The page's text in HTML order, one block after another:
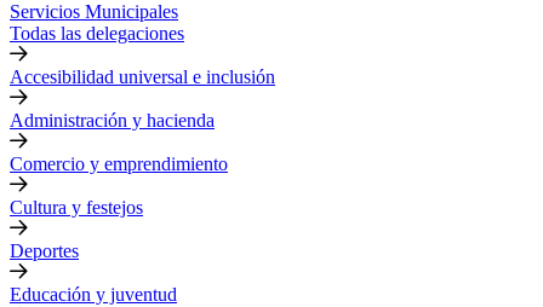
Servicios Municipales
Todas las delegaciones
Accesibilidad universal e inclusión
Administración y hacienda
Comercio y emprendimiento
Cultura y festejos
Deportes
Educación y juventud